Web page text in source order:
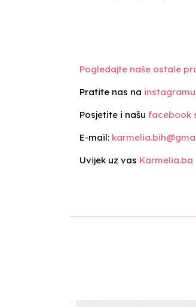
Pogledajte naše ostale
Pratite nas na instagramu
Posjetite i našu facebook
E-mail:
Uvijek uz vas Karmelia.ba